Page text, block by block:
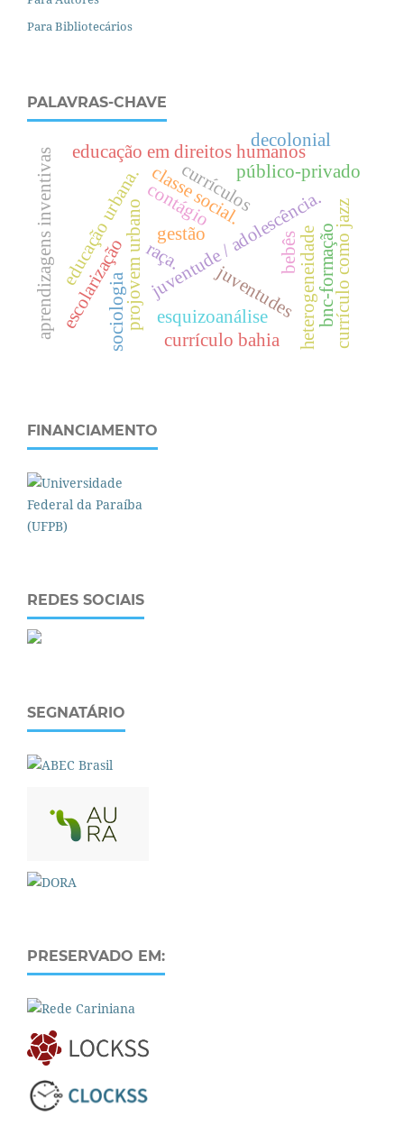
Para Bibliotecários
PALAVRAS-CHAVE
currículos
projovem urbanojuventude / adolescência.
e
d
u
c
a
ç
ã
o
u
r
b
a
n
a
. c
l
a
s
s
e
s
o
c
i
a
l
.
raça.
gestão
juventudes
escolarização
educação em direitos humanos
heterogeneidade
público-privado
esquizoanálise
decolonial
bebês
contágio
aprendizagens inventivas currículo bahia currículo como jazz
bnc-formação
sociologia
FINANCIAMENTO
REDES SOCIAIS
SEGNATÁRIO
PRESERVADO EM: